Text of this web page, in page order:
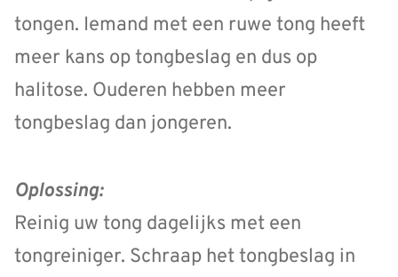
tongen. Iemand met een ruwe tong heeft
meer kans op tongbeslag en dus op
halitose. Ouderen hebben meer
tongbeslag dan jongeren.
Oplossing:
Reinig uw tong dagelijks met een
tongreiniger. Schraap het tongbeslag in